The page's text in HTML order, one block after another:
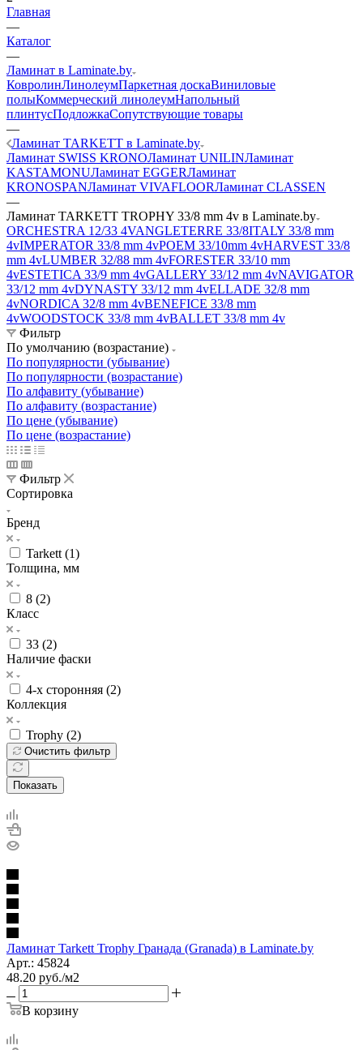
Главная
—
Каталог
—
Ламинат в Laminate.by
КовролинЛинолеумПаркетная доскаВиниловые
полыКоммерческий линолеумНапольный
плинтусПодложкаСопутствующие товары
—
Ламинат TARKETT в Laminate.by
Ламинат SWISS KRONOЛаминат UNILINЛаминат
KASTAMONUЛаминат EGGERЛаминат
KRONOSPANЛаминат VIVAFLOORЛаминат CLASSEN
—
Ламинат TARKETT TROPHY 33/8 mm 4v в Laminate.by
ORCHESTRA 12/33 4VANGLETERRE 33/8ITALY 33/8 mm
4vIMPERATOR 33/8 mm 4vPOEM 33/10mm 4vHARVEST 33/8
mm 4vLUMBER 32/88 mm 4vFORESTER 33/10 mm
4vESTETICA 33/9 mm 4vGALLERY 33/12 mm 4vNAVIGATOR
33/12 mm 4vDYNASTY 33/12 mm 4vELLADE 32/8 mm
4vNORDICA 32/8 mm 4vBENEFICE 33/8 mm
4vWOODSTOCK 33/8 mm 4vBALLET 33/8 mm 4v
Фильтр
По умолчанию (возрастание)
По популярности (убывание)
По популярности (возрастание)
По алфавиту (убывание)
По алфавиту (возрастание)
По цене (убывание)
По цене (возрастание)
Фильтр
Сортировка
Бренд
Tarkett (1)
Толщина, мм
8 (2)
Класс
33 (2)
Наличие фаски
4-х сторонняя (2)
Коллекция
Trophy (2)
Очистить фильтр
Показать
Ламинат Tarkett Trophy Гранада (Granada) в Laminate.by
Арт.: 45824
48.20 руб./м2
В корзину